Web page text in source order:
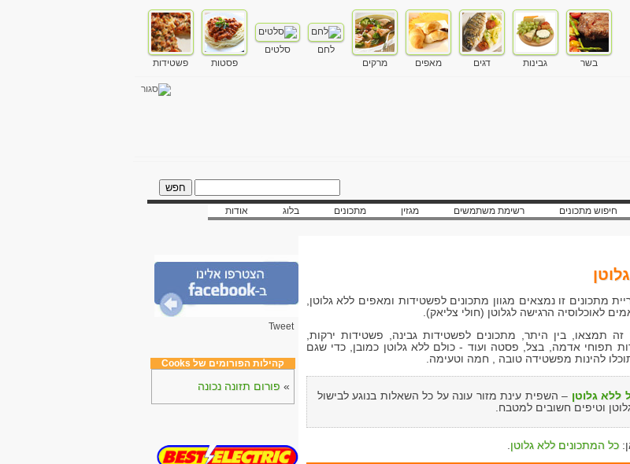
בשר גבינות דגים מאפים מרקים
לחם
סלטים
פסטות
פשטידות
חיפוש מתכונים רשימת משתמשים מגזין מתכונים בלוג
אודות
מתכונים זו נמצאים מגוון מתכונים לפשטידות ומאפים ללא גלוטן,
לאוכלוסיה הרגישה לגלוטן (חולי צליאק).
זה תמצאו, בין היתר, מתכונים לפשטידות גבינה, פשטידות ירקות,
תפוחי אדמה, בצל, פסטה ועוד - כולם ללא גלוטן כמובן, כדי שגם
להינות מפשטידה טובה , חמה וטעימה.
ללא גלוטן – השפית עינת מזור עונה על כל השאלות בנוגע לבישול
וטיפים חשובים למטבח.
כל המתכונים ללא גלוטן
Tweet
קהילות הפורומים של Cooks
» פורום תזונה נכונה